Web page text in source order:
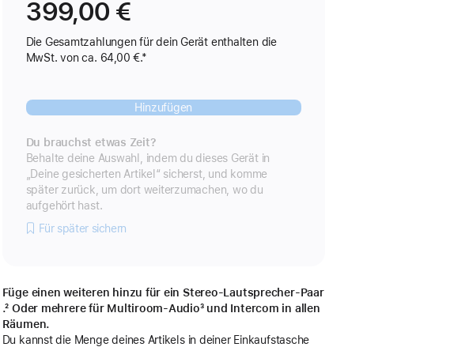
399,00 €
Die Gesamtzahlungen für dein Gerät enthalten die
MwSt. von ca. 64,00 €.*
Hinzufügen
Du brauchst etwas Zeit?
Behalte deine Auswahl, indem du dieses Gerät in
„Deine gesicherten Artikel“ sicherst, und komme
später zurück, um dort weiterzumachen, wo du
aufgehört hast.
Für später sichern
Füge einen weiteren hinzu für ein Stereo-Lautsprecher-Paar
Fußnote
.² Oder mehrere für Multiroom-AudioFußnote
³ und Intercom in allen
Räumen.
Du kannst die Menge deines Artikels in deiner Einkaufstasche